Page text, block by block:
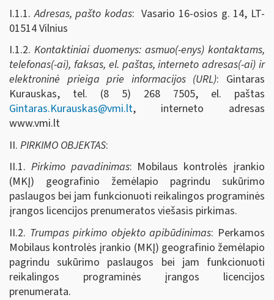
I.1.1.Adresas, pašto kodas: Vasario 16-osios g. 14, LT-
01514 Vilnius
I.1.2. Kontaktiniai duomenys: asmuo(-enys) kontaktams,
telefonas(-ai), faksas, el. paštas, interneto adresas(-ai) ir
elektroninė prieiga prie informacijos (URL): Gintaras
Kurauskas, tel. (8 5) 268 7505, el. paštas
Gintaras.Kurauskas@vmi.lt, interneto adresas
www.vmi.lt
II. PIRKIMO OBJEKTAS:
II.1. Pirkimo pavadinimas: Mobilaus kontrolės įrankio
(MKĮ) geografinio žemėlapio pagrindu sukūrimo
paslaugos bei jam funkcionuoti reikalingos programinės
įrangos licencijos prenumeratos viešasis pirkimas.
II.2. Trumpas pirkimo objekto apibūdinimas: Perkamos
Mobilaus kontrolės įrankio (MKĮ) geografinio žemėlapio
pagrindu sukūrimo paslaugos bei jam funkcionuoti
reikalingos programinės įrangos licencijos
prenumerata.